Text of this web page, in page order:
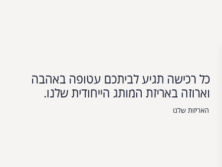
כל רכישה תגיע לביתכם עטופה באהבה
וארוזה באריזת המותג הייחודית שלנו.
האריזות שלנו